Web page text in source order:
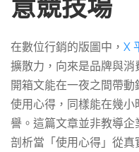
意
不
實
意競技場
在數位行銷的版圖中， X
擴散力，向來是品牌與
開箱文能在一夜之間帶
使用心得，同樣能在幾
譽。這篇文章並非教導
剖析當「使用心得」從真